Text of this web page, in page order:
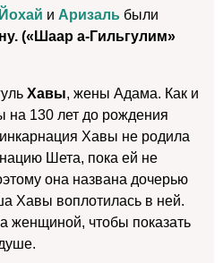
и Аризаль были
(«Шаар а-Гильгулим»
Хавы, жены Адама. Как и
на 130 лет до рождения
Хавы не родила
Шета, пока ей не
она названа дочерью
Хавы воплотилась в ней.
женщиной, чтобы показать